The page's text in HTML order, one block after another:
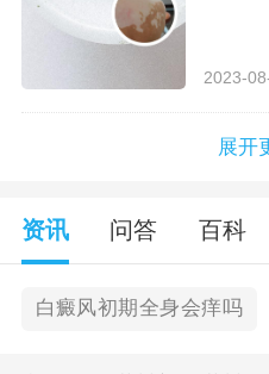
2023-
展开
资讯 问答 百科
白癜风初期全身会痒吗